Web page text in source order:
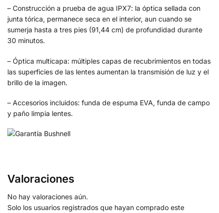
– Construcción a prueba de agua IPX7: la óptica sellada con
junta tórica, permanece seca en el interior, aun cuando se
sumerja hasta a tres pies (91,44 cm) de profundidad durante
30 minutos.
– Óptica multicapa: múltiples capas de recubrimientos en todas
las superficies de las lentes aumentan la transmisión de luz y el
brillo de la imagen.
– Accesorios incluidos: funda de espuma EVA, funda de campo
y paño limpia lentes.
Valoraciones
No hay valoraciones aún.
Solo los usuarios registrados que hayan comprado este